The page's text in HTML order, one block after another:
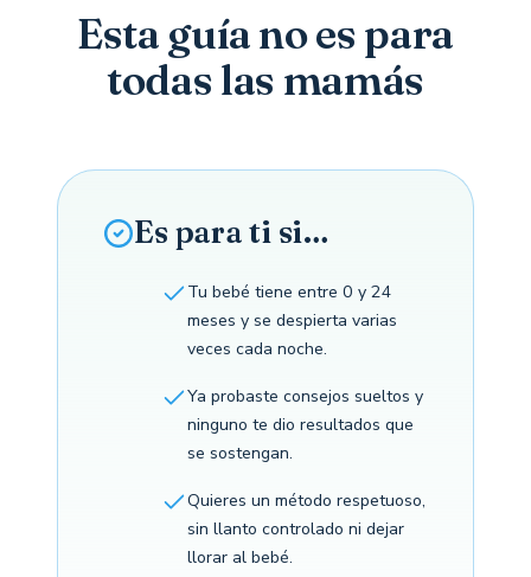
Esta guía no es para
todas las mamás
Es para ti si…
Tu bebé tiene entre 0 y 24
meses y se despierta varias
veces cada noche.
Ya probaste consejos sueltos y
ninguno te dio resultados que
se sostengan.
Quieres un método respetuoso,
sin llanto controlado ni dejar
llorar al bebé.